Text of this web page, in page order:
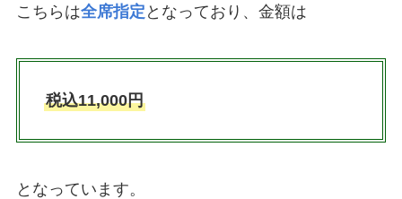
こちらは全席指定 となっており、金額は
税込11,000円
となっています。